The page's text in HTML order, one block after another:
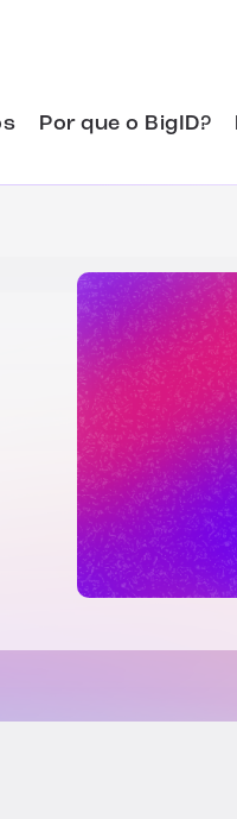
Por que o BigID?